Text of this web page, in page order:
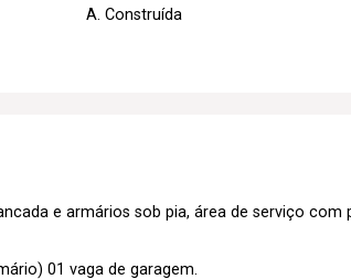
A. Construída
e armários sob pia, área de serviço com
01 vaga de garagem.